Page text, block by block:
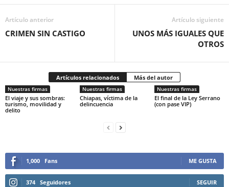
Twitter
Whatsapp
Artículo anterior
CRIMEN SIN CASTIGO
Artículo siguiente
UNOS MÁS IGUALES QUE
OTROS
Artículos relacionados Más del autor
Nuestras firmas
El viaje y sus sombras:
turismo, movilidad y
delito
Nuestras firmas
Chiapas, víctima de la
delincuencia
Nuestras firmas
El final de la Ley Serrano
(con pase VIP)
1,000 Fans ME GUSTA
374 Seguidores SEGUIR